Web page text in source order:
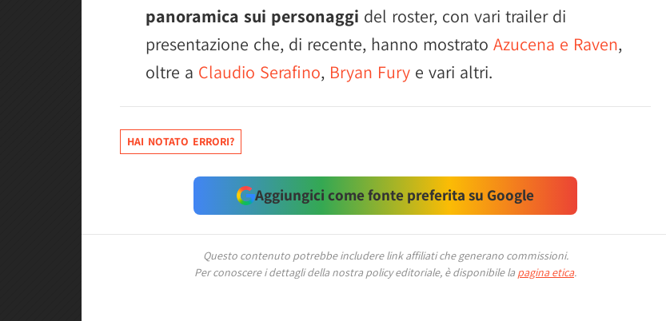
panoramica sui personaggi del roster, con vari trailer di
presentazione che, di recente, hanno mostrato Azucena e Raven,
oltre a Claudio Serafino, Bryan Fury e vari altri.
HAI NOTATO ERRORI?
Aggiungici come fonte preferita su Google
Questo contenuto potrebbe includere link affiliati che generano commissioni.
Per conoscere i dettagli della nostra policy editoriale, è disponibile la pagina etica.